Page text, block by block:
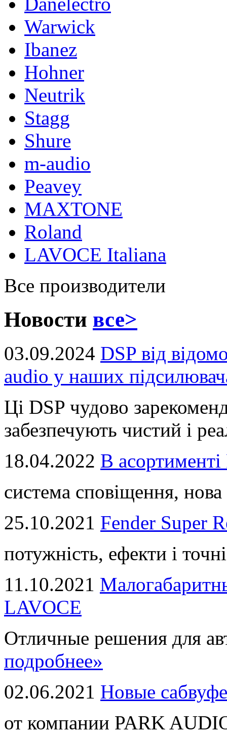
Warwick
Ibanez
Hohner
Neutrik
Stagg
Shure
m-audio
Peavey
MAXTONE
Roland
LAVOCE Italiana
Все производители
Новости все>
03.09.2024 DSP від
audio у наших
Ці DSP чудово
забезпечують чистий і
18.04.2022 В
система сповіщення,
25.10.2021 Fender Super
потужність, ефекти і
11.10.2021
LAVOCE
Отличные решения для
подробнее»
02.06.2021 Новые
от компании PARK